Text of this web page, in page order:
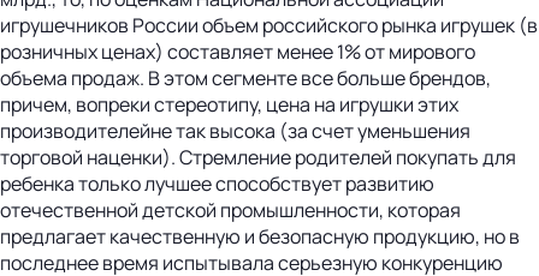
игрушечников России объем российского рынка игрушек (в
розничных ценах) составляет менее 1% от мирового
объема продаж. В этом сегменте все больше брендов,
причем, вопреки стереотипу, цена на игрушки этих
производителейне так высока (за счет уменьшения
торговой наценки). Стремление родителей покупать для
ребенка только лучшее способствует развитию
отечественной детской промышленности, которая
предлагает качественную и безопасную продукцию, но в
последнее время испытывала серьезную конкуренцию